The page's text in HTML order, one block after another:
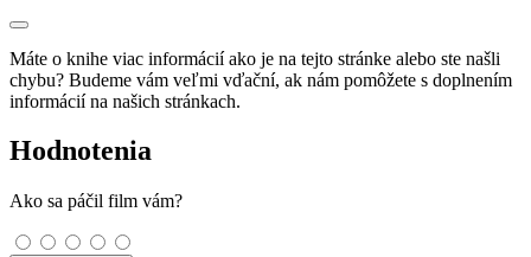
Máte o knihe viac informácií ako je na tejto stránke alebo ste našli
chybu? Budeme vám veľmi vďační, ak nám pomôžete s doplnením
informácií na našich stránkach.
Hodnotenia
Ako sa páčil film vám?